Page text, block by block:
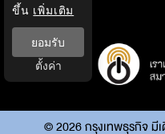
©2026กรุงเทพธุรกิจ มี
ขึ้น เพิ่มเติม
ยอมรับ
ตั้งค่า